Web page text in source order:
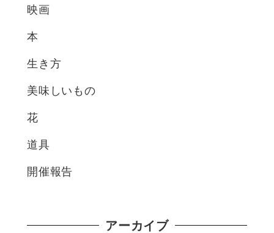
映画
本
生き方
美味しいもの
花
道具
開催報告
アーカイブ